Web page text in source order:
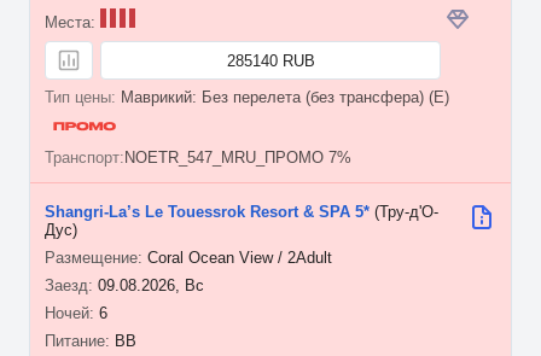
285140 RUB
Маврикий: Без перелета (без трансфера) (E)
NOETR_547_MRU_ПРОМО 7%
09.08.2026, Вс
6
Shangri-La’s Le Touessrok Resort & SPA 5* (Тру-д'О-
Дус)
Coral Ocean View / 2Adult
BB